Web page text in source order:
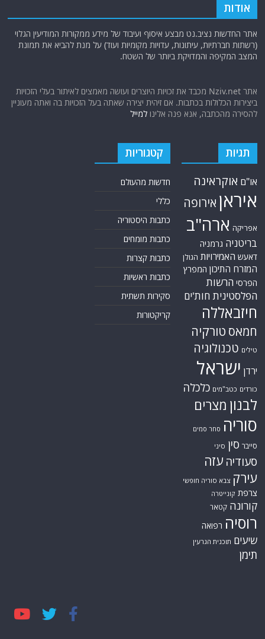
אודות
אתר החדשות נציב.נט מבצע איסוף ועיבוד של מידע ממקורות המודיעין הגלוי
(רשתות חברתיות, עיתונות, עדויות מקומיות ועוד) על מנת להביא את תמונת
המצב המקיפה והמדויקת ביותר של השטח.
אתר Nziv.net מכבד את זכויות היוצרים ועושה מאמצים לאיתור בעלי הזכויות
ביצירות הכלולות בכתבות. אם זיהית יצירה שאתה בעל הזכויות בה ואתה מעוניין
להסירה מהכתבה, אנא פנה אלינולמייל
תגיות
או"ם אוקראינה
איראן אירופה
אפריקה ארה"ב
בריטניה גרמניה
דאעש האמירויות הגולן
המזרח התיכון המפרץ
הפרסי הרשות
הפלסטינית חות'ים
חיזבאללה
חמאס טורקיה
טילים טכנולוגיה
ירדן ישראל
כורדים כטב"מים כלכלה
לבנון מצרים
סוריה סחר סמים
סייבר סין סיני
סעודיה עזה
עירק צבא סוריה חופשי
צרפת קונייטרה
קורונה קטאר
רוסיה רפואה
שיעים תוכנית הגרעין
תימן
קטגוריות
חדשות מהעולם
כללי
כתבות היסטוריה
כתבות מומחים
כתבות קצרות
כתבות ראשיות
סקירות תשתית
קריקטורות